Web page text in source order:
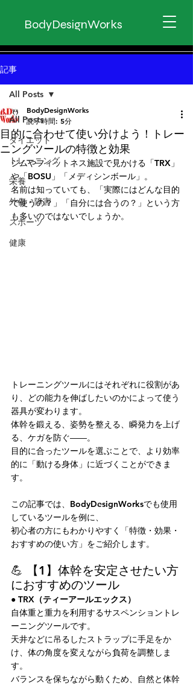
BodyDesignWorks
記事
All Posts
ダイエット
トレーニング
栄養
外傷・障害
スポーツ
健康
All Posts
目的に合わせて使い分けよう！トレー
ニングツールの特徴と効果
BodyDesignWorks
読了時間: 5分
ジムやフィットネス施設で見かける「TRX」
や「BOSU」「メディシンボール」。
名前は知っていても、「実際にはどんな目的
で使うの？」「自分には合うの？」という方
も多いのではないでしょうか。
トレーニングツールにはそれぞれに役割があ
り、どの能力を伸ばしたいのかによって使う
器具が変わります。
体幹を鍛える、姿勢を整える、瞬発力を上げ
る、ケガを防ぐ――。
目的に合ったツールを選ぶことで、より効率
的に「動ける身体」に近づくことができま
す。
この記事では、BodyDesignWorksでも使用
しているツールを例に、
初心者の方にもわかりやすく「特徴・効果・
おすすめの使い方」をご紹介します。
💪 【1】体幹を安定させたい方
におすすめのツール
● TRX（ティーアールエックス）
自体重と重力を利用するサスペンショントレ
ーニングツールです。
天井などに吊るしたストラップに手足をか
け、体の角度を変えながら負荷を調整しま
す。
バランスを保ちながら動くため、自然と体幹